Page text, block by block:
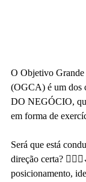
O Objetivo
(OGCA) é um dos
DO NEGÓCIO,
em forma de
Será que está
direção certa?
posicionamento,